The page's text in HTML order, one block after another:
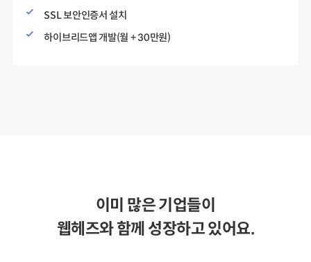
SSL 보안인증서 설치
하이브리드앱 개발(월 + 30만원)
이미 많은 기업들이
웹헤즈와 함께 성장하고 있어요.